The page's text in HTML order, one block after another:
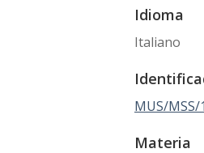
Idioma
Italiano
MUS/MSS/
Materia